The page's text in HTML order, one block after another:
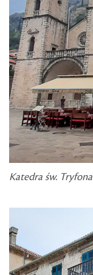
Katedra św. Tryfona